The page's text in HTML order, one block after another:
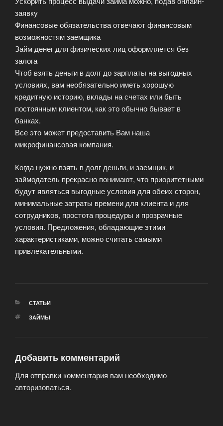
заявку
Финансовые обязательства отвечают финансовым
возможностям заемщика
Займ денег для физических лиц оформляется без
залога
Чтоб взять деньги в долг до зарплаты на выгодных
условиях, вам необязательно иметь хорошую
кредитную историю, вклады на счетах или быть
постоянным клиентом, как это обычно бывает в
банках.
Все это может предоставить Вам наша
микрофинансовая компания.
Когда нужно взять в долг деньги, и заемщик, и
займодатель прекрасно понимают, что приоритетными
будут являться выгодные условия для обеих сторон,
минимальные затраты времени для клиента и для
сотрудников, простота процедуры и прозрачные
условия. Предложения, обладающие этими
характеристиками, можно считать самыми
привлекательными.
РУБРИКИ
СТАТЬИ
МЕТКИ
ЗАЙМЫ
Добавить комментарий
Для отправки комментария вам необходимо
авторизоваться.